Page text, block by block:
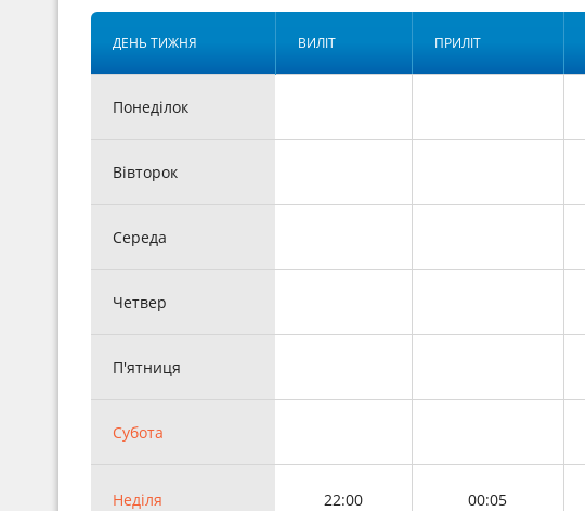
ДЕНЬ ТИЖНЯ ВИЛІТ ПРИЛІТ
Понеділок
Вівторок
Середа
Четвер
П'ятниця
Субота
Неділя 22:00 00:05